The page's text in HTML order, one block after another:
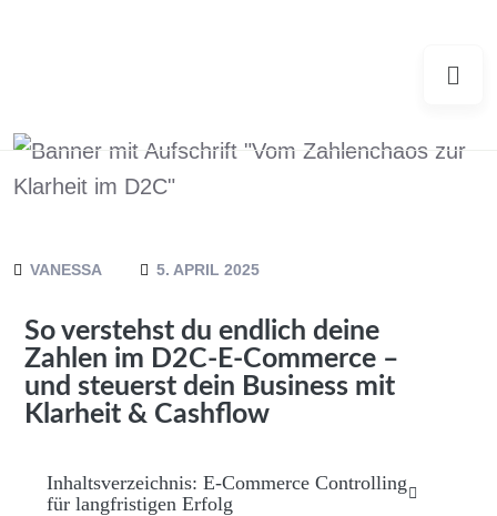
VANESSA 5. APRIL 2025
So verstehst du endlich deine
Zahlen im D2C-E-Commerce –
und steuerst dein Business mit
Klarheit & Cashflow
Inhaltsverzeichnis: E-Commerce Controlling
für langfristigen Erfolg